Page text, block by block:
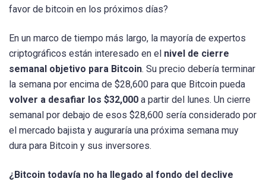
favor de bitcoin en los próximos días?
En un marco de tiempo más largo, la mayoría de expertos
criptográficos están interesado en el nivel de cierre
semanal objetivo para Bitcoin. Su precio debería terminar
la semana por encima de $28,600 para que Bitcoin pueda
volver a desafiar los $32,000 a partir del lunes. Un cierre
semanal por debajo de esos $28,600 sería considerado por
el mercado bajista y auguraría una próxima semana muy
dura para Bitcoin y sus inversores.
¿Bitcoin todavía no ha llegado al fondo del declive